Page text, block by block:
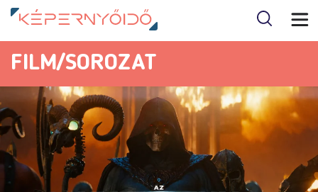
FILM/SOROZAT